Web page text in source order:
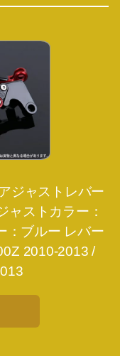
ジャストレバー
ャストカラー：
：ブルー レバー
2010-2013 /